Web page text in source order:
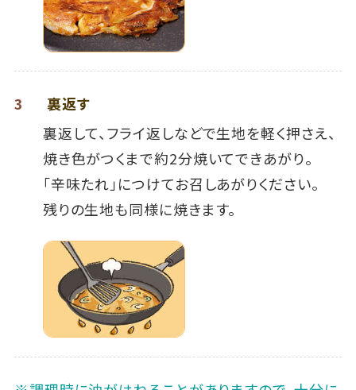
3
裏返す
裏返して、フライ返しなどで生地を軽く押さえ、
焼き色がつくまで約2分焼いてできあがり。
「辛味たれ」につけてお召しあがりください。
残りの生地も同様に焼きます。